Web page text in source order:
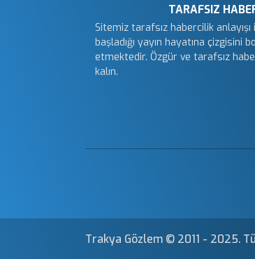
TARAFSIZ
Sitemiz tarafsız habercilik anlayışı
başladığı yayın hayatına çizgisini
etmektedir. Özgür ve tarafsız
kalın.
Trakya Gözlem © 2011 - 2025.